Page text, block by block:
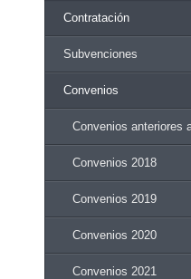
Contratación
Subvenciones
Convenios
Convenios anteriores
Convenios 2018
Convenios 2019
Convenios 2020
Convenios 2021